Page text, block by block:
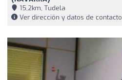
15,2km, Tudela
Ver dirección y datos de contacto